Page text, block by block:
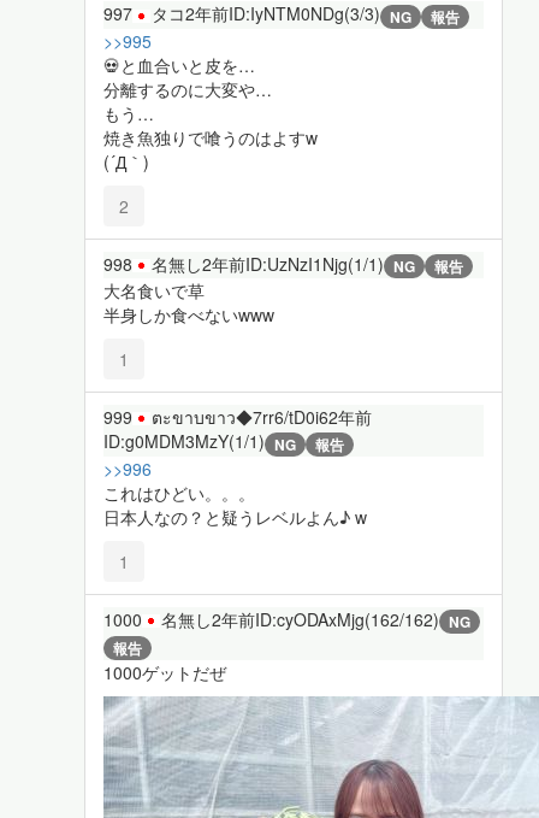
997 タコ2年前ID:IyNTM0NDg(3/3) NG 報告
>>995
💀と血合いと皮を…
分離するのに大変や…
もう…
焼き魚独りで喰うのはよすw
(´Д｀)
2
998 名無し2年前ID:UzNzI1Njg(1/1) NG 報告
大名食いで草
半身しか食べないwww
1
999 ตะขาบขาว◆7rr6/tD0i62年前
ID:g0MDM3MzY(1/1) NG 報告
>>996
これはひどい。。。
日本人なの？と疑うレベルよん♪ w
1
1000 名無し2年前ID:cyODAxMjg(162/162) NG
報告
1000ゲットだぜ